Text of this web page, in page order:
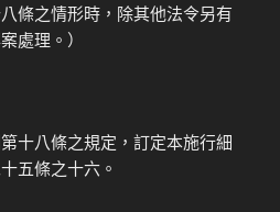
條之情形時，除其他法令另有
處理。）
十八條之規定，訂定本施行細
五條之十六。